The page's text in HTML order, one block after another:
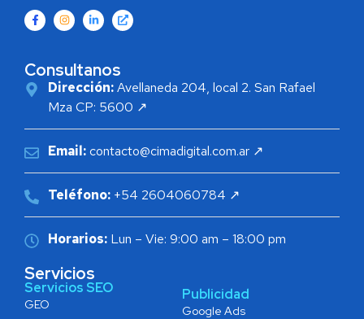
Consultanos
Dirección:Avellaneda 204, local 2. San Rafael
Mza CP: 5600 ↗
Email:contacto@cimadigital.com.ar ↗
Teléfono:+54 2604060784 ↗
Horarios:Lun – Vie: 9:00 am – 18:00 pm
Servicios
Servicios SEO
GEO
Publicidad
Google Ads